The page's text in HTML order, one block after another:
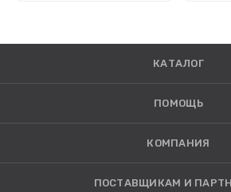
КАТАЛОГ
ПОМОЩЬ
КОМПАНИЯ
ПОСТАВЩИКАМ И